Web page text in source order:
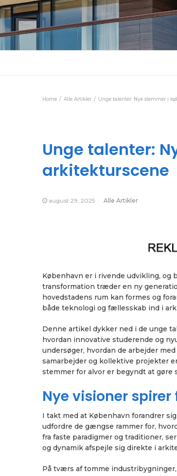
Home Alle Artikler Unge talenter: Nye stemmer i
Unge talenter:
arkitekturscene
august 29, 2025 Alle Artikler
København er i rivende udvikling,
transformation træder en ny
hovedstadens rum kan formes og
både teknologi og fællesskab ind i
Denne artikel dykker ned i de unge
hvordan innovative studerende og
undersøger, hvordan de arbejder
samarbejder og kollektive projekter
stemmer for alvor er begyndt at
Nye visioner
I takt med at København forandrer
udfordre de gængse rammer for,
fra faste paradigmer og traditioner,
og dynamik afspejle sig direkte i
På tværs af tomme